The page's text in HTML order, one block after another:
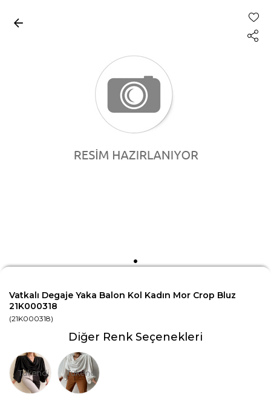
Vatkalı Degaje Yaka Balon Kol Kadın Mor Crop Bluz
21K000318
(21K000318)
Diğer Renk Seçenekleri
Tükendi Tükendi